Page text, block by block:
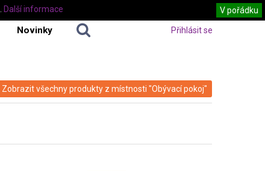
Novinky Přihlásit se
Zobrazit všechny produkty z místnosti "Obývací pokoj"
V pořádku
Další informace